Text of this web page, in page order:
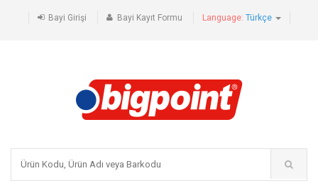
Bayi Girişi Bayi Kayıt Formu Language: Türkçe